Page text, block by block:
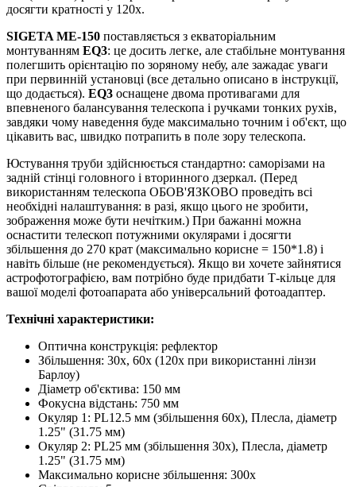
досягти кратності у 120х.
SIGETA ME-150 поставляється з екваторіальним
монтуванням EQ3: це досить легке, але стабільне монтування
полегшить орієнтацію по зоряному небу, але зажадає уваги
при первинній установці (все детально описано в інструкції,
що додається). EQ3 оснащене двома противагами для
впевненого балансування телескопа і ручками тонких рухів,
завдяки чому наведення буде максимально точним і об'єкт, що
цікавить вас, швидко потрапить в поле зору телескопа.
Юстування труби здійснюється стандартно: саморізами на
задній стінці головного і вторинного дзеркал. (Перед
використанням телескопа ОБОВ'ЯЗКОВО проведіть всі
необхідні налаштування: в разі, якщо цього не зробити,
зображення може бути нечітким.) При бажанні можна
оснастити телескоп потужними окулярами і досягти
збільшення до 270 крат (максимально корисне = 150*1.8) і
навіть більше (не рекомендується). Якщо ви хочете зайнятися
астрофотографією, вам потрібно буде придбати Т-кільце для
вашої моделі фотоапарата або універсальний фотоадаптер.
Технічні характеристики:
Оптична конструкція: рефлектор
Збільшення: 30x, 60x (120x при використанні лінзи
Барлоу)
Діаметр об'єктива: 150 мм
Фокусна відстань: 750 мм
Окуляр 1: PL12.5 мм (збільшення 60x), Плесла, діаметр
1.25" (31.75 мм)
Окуляр 2: PL25 мм (збільшення 30х), Плесла, діаметр
1.25" (31.75 мм)
Максимально корисне збільшення: 300x